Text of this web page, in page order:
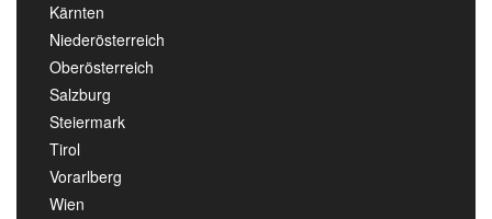
Kärnten
Niederösterreich
Oberösterreich
Salzburg
Steiermark
Tirol
Vorarlberg
Wien